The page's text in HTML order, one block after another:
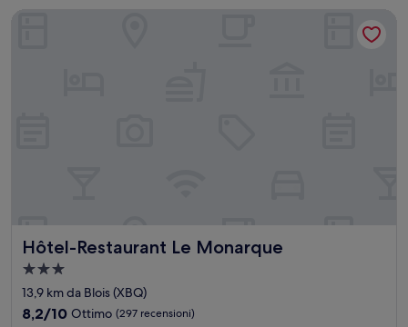
Hôtel-Restaurant Le Monarque
Hôtel-Restaurant Le Monarque
Struttura
a
3.0
13,9 km da Blois (XBQ)
8.2
8,2/10 Ottimo (297 recensioni)
Hôtel-Restaurant Le Monarque